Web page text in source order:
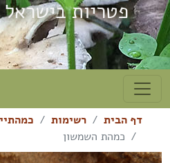
פטריות בישראל
דף הבית רשימות כמהתיים
כמהת השמשון